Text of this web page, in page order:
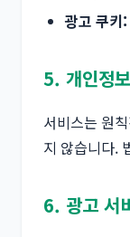
광고 쿠키:
5. 개인정
서비스는 원
지 않습니다.
6. 광고 서